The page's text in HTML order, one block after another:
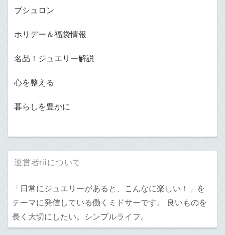
ブシュロン
ホリデー＆福袋情報
名品！ジュエリー解説
心を整える
暮らしを豊かに
運営者riiについて
「日常にジュエリーがあると、こんなに楽しい！」を
テーマに発信している働くミドサーです。 良いものを
長く大切にしたい。シンプルライフ。